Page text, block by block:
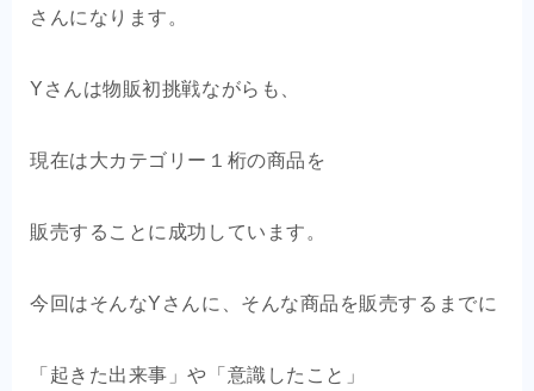
お問い合わせ
さんになります。
Yさんは物販初挑戦ながらも、
現在は大カテゴリー１桁の商品を
販売することに成功しています。
今回はそんなYさんに、そんな商品を販売するまでに
「起きた出来事」や「意識したこと」